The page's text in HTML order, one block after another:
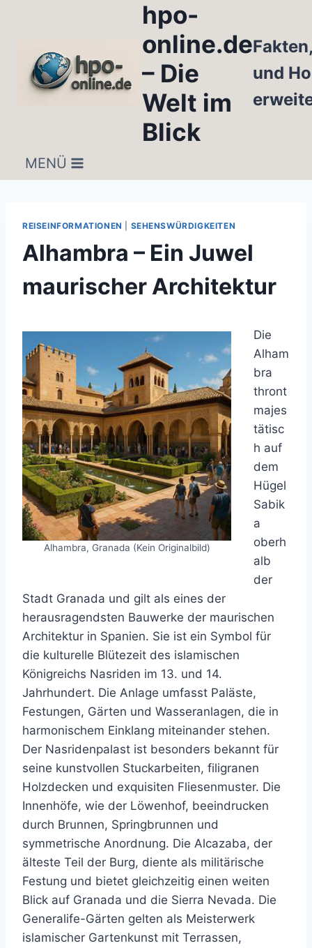
hpo-
online.de
– Die
Welt im
Blick
und
MENÜ
REISEINFORMATIONEN SEHENSWÜRDIGKEITEN
Alhambra – Ein Juwel
maurischer Architektur
Alhambra, Granada (Kein Originalbild)
Die
Alham
bra
thront
majes
tätisc
h auf
dem
Hügel
Sabik
a
oberh
alb
der
Stadt Granada und gilt als eines der
herausragendsten Bauwerke der maurischen
Architektur in Spanien. Sie ist ein Symbol für
die kulturelle Blütezeit des islamischen
Königreichs Nasriden im 13. und 14.
Jahrhundert. Die Anlage umfasst Paläste,
Festungen, Gärten und Wasseranlagen, die in
harmonischem Einklang miteinander stehen.
Der Nasridenpalast ist besonders bekannt für
seine kunstvollen Stuckarbeiten, filigranen
Holzdecken und exquisiten Fliesenmuster. Die
Innenhöfe, wie der Löwenhof, beeindrucken
durch Brunnen, Springbrunnen und
symmetrische Anordnung. Die Alcazaba, der
älteste Teil der Burg, diente als militärische
Festung und bietet gleichzeitig einen weiten
Blick auf Granada und die Sierra Nevada. Die
Generalife-Gärten gelten als Meisterwerk
islamischer Gartenkunst mit Terrassen,